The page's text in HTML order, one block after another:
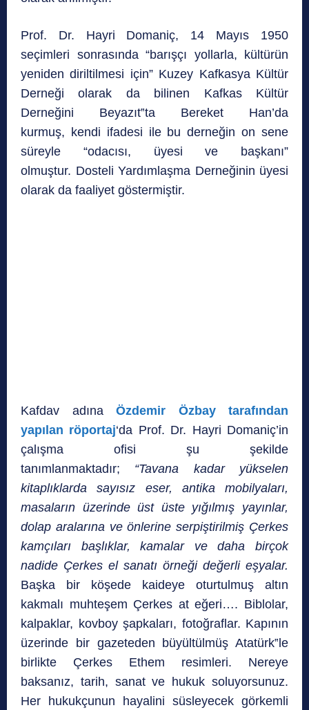
Prof. Dr. Hayri Domaniç, 14 Mayıs 1950
seçimleri sonrasında “barışçı yollarla, kültürün
yeniden diriltilmesi için” Kuzey Kafkasya Kültür
Derneği olarak da bilinen Kafkas Kültür
Derneğini Beyazıt‟ta Bereket Han’da
kurmuş, kendi ifadesi ile bu derneğin on sene
süreyle “odacısı, üyesi ve başkanı”
olmuştur. Dosteli Yardımlaşma Derneğinin üyesi
olarak da faaliyet göstermiştir.
Kafdav adına
Özdemir Özbay tarafından
yapılan röportaj‘da Prof. Dr. Hayri Domaniç’in
çalışma ofisi şu şekilde
tanımlanmaktadır; “Tavana kadar yükselen
kitaplıklarda sayısız eser, antika mobilyaları,
masaların üzerinde üst üste yığılmış yayınlar,
dolap aralarına ve önlerine serpiştirilmiş Çerkes
kamçıları başlıklar, kamalar ve daha birçok
nadide Çerkes el sanatı örneği değerli eşyalar.
Başka bir köşede kaideye oturtulmuş altın
kakmalı muhteşem Çerkes at eğeri…. Biblolar,
kalpaklar, kovboy şapkaları, fotoğraflar. Kapının
üzerinde bir gazeteden büyültülmüş Atatürk‟le
birlikte Çerkes Ethem resimleri. Nereye
baksanız, tarih, sanat ve hukuk soluyorsunuz.
Her hukukçunun hayalini süsleyecek görkemli